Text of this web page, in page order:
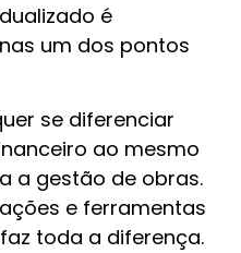
é
um dos pontos
se diferenciar
ao mesmo
a gestão de obras.
e ferramentas
toda a diferença.